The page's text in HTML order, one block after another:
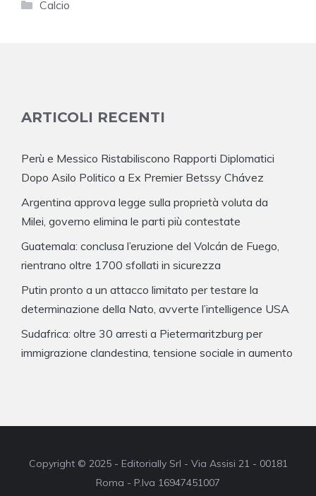
Calcio
ARTICOLI RECENTI
Perù e Messico Ristabiliscono Rapporti Diplomatici
Dopo Asilo Politico a Ex Premier Betssy Chávez
Argentina approva legge sulla proprietà voluta da
Milei, governo elimina le parti più contestate
Guatemala: conclusa l’eruzione del Volcán de Fuego,
rientrano oltre 1700 sfollati in sicurezza
Putin pronto a un attacco limitato per testare la
determinazione della Nato, avverte l’intelligence USA
Sudafrica: oltre 30 arresti a Pietermaritzburg per
immigrazione clandestina, tensione sociale in aumento
Copyright © 2025 - Editorially Srl - Via Assisi 21 - 00181
Roma - P.Iva 16947451007